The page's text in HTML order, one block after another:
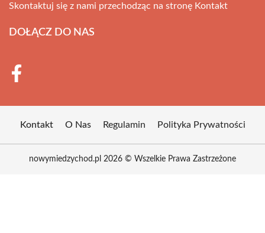
Skontaktuj się z nami przechodząc na stronę Kontakt
DOŁĄCZ DO NAS
Kontakt O Nas Regulamin Polityka Prywatności
nowymiedzychod.pl 2026 © Wszelkie Prawa Zastrzeżone